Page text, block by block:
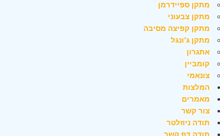
מתקן ספיידרמן
מתקן צבעוני
מתקן קפיצה מסיבה
מתקן ג'ונגל
אתגרון
קומביין
צונאמי
המלצות
מאמרים
צור קשר
תודה ניוזלטר
תודה דף קשר